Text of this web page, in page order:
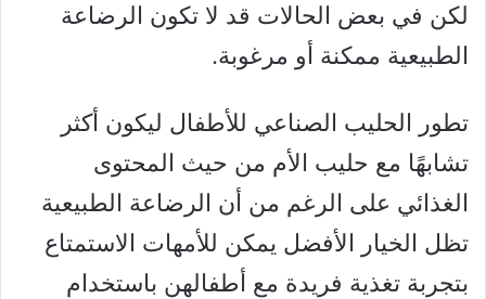
لكن في بعض الحالات قد لا تكون الرضاعة
الطبيعية ممكنة أو مرغوبة.
تطور الحليب الصناعي للأطفال ليكون أكثر
تشابهًا مع حليب الأم من حيث المحتوى
الغذائي على الرغم من أن الرضاعة الطبيعية
تظل الخيار الأفضل يمكن للأمهات الاستمتاع
بتجربة تغذية فريدة مع أطفالهن باستخدام